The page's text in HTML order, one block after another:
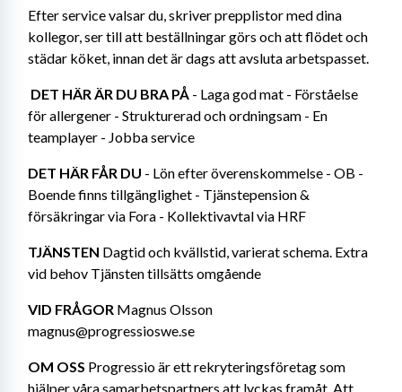
Efter service valsar du, skriver prepplistor med dina
kollegor, ser till att beställningar görs och att flödet och
städar köket, innan det är dags att avsluta arbetspasset.
DET HÄR ÄR DU BRA PÅ - Laga god mat - Förståelse
för allergener - Strukturerad och ordningsam - En
teamplayer - Jobba service
DET HÄR FÅR DU - Lön efter överenskommelse - OB -
Boende finns tillgänglighet - Tjänstepension &
försäkringar via Fora - Kollektivavtal via HRF
TJÄNSTEN Dagtid och kvällstid, varierat schema. Extra
vid behov Tjänsten tillsätts omgående
VID FRÅGOR Magnus Olsson
magnus@progressioswe.se
OM OSS Progressio är ett rekryteringsföretag som
hjälper våra samarbetspartners att lyckas framåt. Att